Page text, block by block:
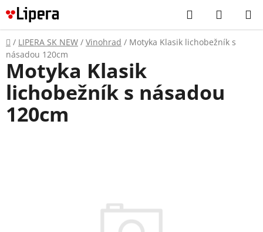
Prejsť
na
obsah
Hľadať
KOŠÍK
Domov
/ LIPERA SK NEW / Vinohrad / Motyka Klasik lichobežník s
násadou 120cm
Motyka Klasik
lichobežník s násadou
120cm